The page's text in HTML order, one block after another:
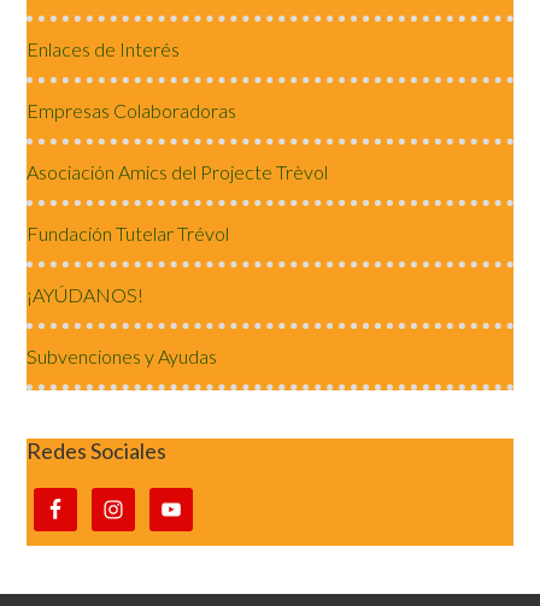
Enlaces de Interés
Empresas Colaboradoras
Asociación Amics del Projecte Trèvol
Fundación Tutelar Trévol
¡AYÚDANOS!
Subvenciones y Ayudas
Redes Sociales